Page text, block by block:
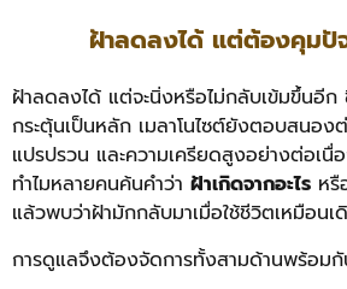
ฝ้าลดลงได้ แต่ต้องคุมปั
ฝ้าลดลงได้ แต่จะนิ่งหรือไม่กลับเข้มขึ้นอี
กระตุ้นเป็นหลัก เมลาโนไซต์ยังตอบสนอ
แปรปรวน และความเครียดสูงอย่างต่อเนื่
ทำไมหลายคนค้นคำว่า ฝ้าเกิดจากอะไร หรื
แล้วพบว่าฝ้ามักกลับมาเมื่อใช้ชีวิตเหมือนเ
การดูแลจึงต้องจัดการทั้งสามด้านพร้อม